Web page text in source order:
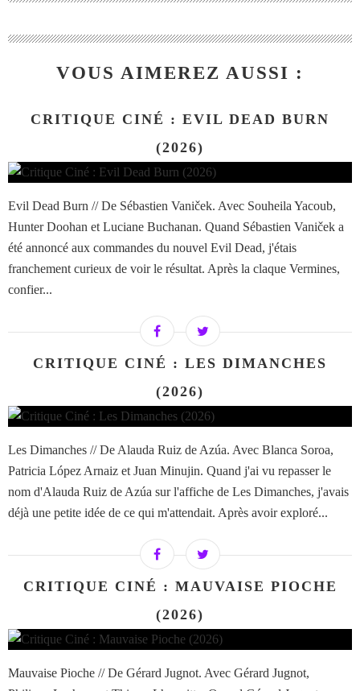
VOUS AIMEREZ AUSSI :
CRITIQUE CINÉ : EVIL DEAD BURN
(2026)
Evil Dead Burn // De Sébastien Vaniček. Avec Souheila Yacoub,
Hunter Doohan et Luciane Buchanan. Quand Sébastien Vaniček a
été annoncé aux commandes du nouvel Evil Dead, j'étais
franchement curieux de voir le résultat. Après la claque Vermines,
confier...
CRITIQUE CINÉ : LES DIMANCHES
(2026)
Les Dimanches // De Alauda Ruiz de Azúa. Avec Blanca Soroa,
Patricia López Arnaiz et Juan Minujin. Quand j'ai vu repasser le
nom d'Alauda Ruiz de Azúa sur l'affiche de Les Dimanches, j'avais
déjà une petite idée de ce qui m'attendait. Après avoir exploré...
CRITIQUE CINÉ : MAUVAISE PIOCHE
(2026)
Mauvaise Pioche // De Gérard Jugnot. Avec Gérard Jugnot,